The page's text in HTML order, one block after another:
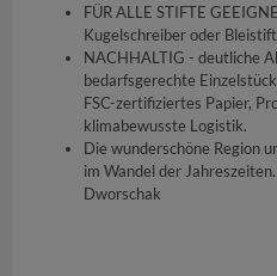
FÜR ALLE STIFTE
Kugelschreiber oder
NACHHALTIG - deutliche
bedarfsgerechte
FSC-zertifiziertes Papier,
klimabewusste Logistik.
Die wunderschöne Region
im Wandel der
Dworschak